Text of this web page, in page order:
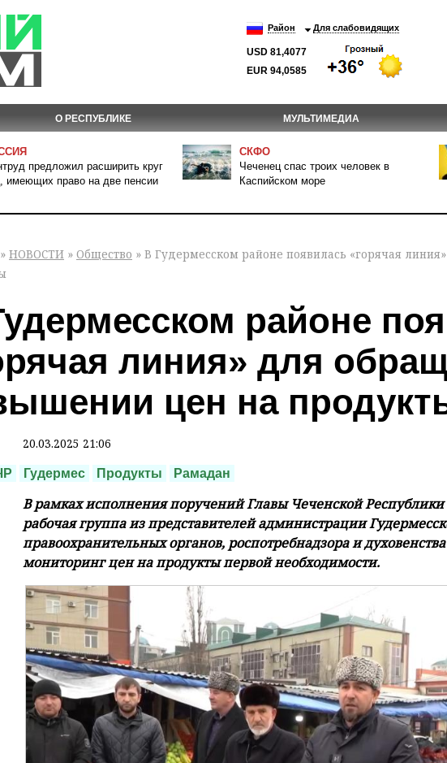
Район Для слабовидящих
USD 81,4077
EUR 94,0585
О РЕСПУБЛИКЕ МУЛЬТИМЕДИА
предложил расширить круг
имеющих право на две пенсии
СКФО
Чеченец спас троих человек в
Каспийском море
» НОВОСТИ » Общество » В Гудермесском районе появилась «горячая
районе
линия» для
цен на
20.03.2025 21:06
Гудермес Продукты Рамадан
В рамках исполнения поручений Главы Чеченской
рабочая группа из представителей администрации
правоохранительных органов, роспотребнадзора и
мониторинг цен на продукты первой необходимости.